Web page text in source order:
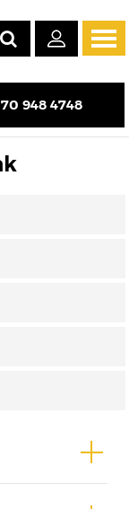
948 4748